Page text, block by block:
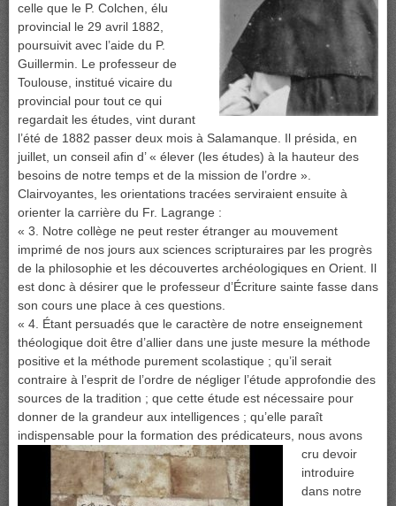
celle que le P. Colchen, élu
provincial le 29 avril 1882,
poursuivit avec l’aide du P.
Guillermin. Le professeur de
Toulouse, institué vicaire du
provincial pour tout ce qui
regardait les études, vint durant
l’été de 1882 passer deux mois à Salamanque. Il présida, en
juillet, un conseil afin d’ « élever (les études) à la hauteur des
besoins de notre temps et de la mission de l’ordre ».
Clairvoyantes, les orientations tracées serviraient ensuite à
orienter la carrière du Fr. Lagrange :
« 3. Notre collège ne peut rester étranger au mouvement
imprimé de nos jours aux sciences scripturaires par les progrès
de la philosophie et les découvertes archéologiques en Orient. Il
est donc à désirer que le professeur d’Écriture sainte fasse dans
son cours une place à ces questions.
« 4. Étant persuadés que le caractère de notre enseignement
théologique doit être d’allier dans une juste mesure la méthode
positive et la méthode purement scolastique ; qu’il serait
contraire à l’esprit de l’ordre de négliger l’étude approfondie des
sources de la tradition ; que cette étude est nécessaire pour
donner de la grandeur aux intelligences ; qu’elle paraît
indispensable pour la formation des prédicateurs, nous avons
cru devoir
introduire
dans notre